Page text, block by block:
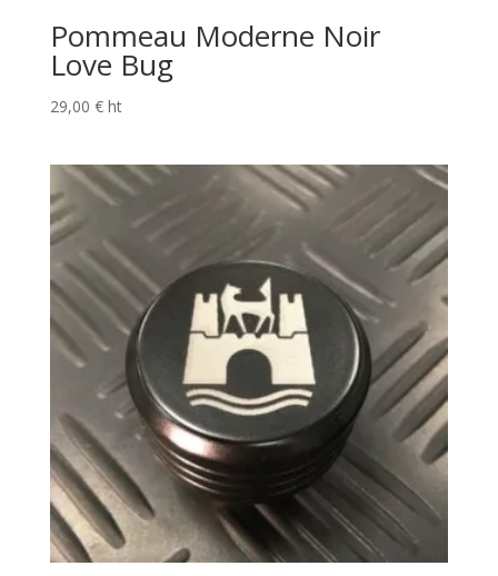
Pommeau Moderne Noir
Love Bug
29,00 € ht